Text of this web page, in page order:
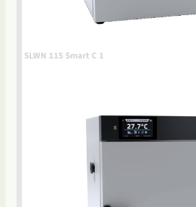
SLWN 115 Smart C 1